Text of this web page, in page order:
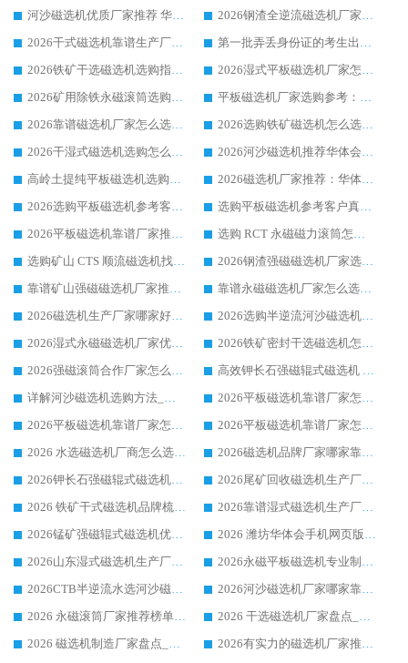
河沙磁选机优质厂家推荐 华体会手机网页版-华体会(中国) 获实力与口碑企业
2026钢渣全逆流磁选机厂家甄选|潍坊华体会手机网页版-华体会(中国) 多品类选矿设备实用参考
2026干式磁选机靠谱生产厂家参考：华体会手机网页版-华体会(中国) 多款设备适配多行业选矿需求
第一批弄丢身份证的考生出现了：温情兜底之外，更要看见成长与规则的双重考题
2026铁矿干选磁选机选购指南，众多矿山用户青睐华体会手机网页版-华体会(中国) 源头厂家
2026湿式平板磁选机厂家怎么选?业内口碑推荐优选华体会手机网页版-华体会(中国) ，多维度解析设备与合作优势
2026矿用除铁永磁滚筒选购参考，高口碑源头厂家优选华体会手机网页版-华体会(中国)
平板磁选机厂家选购参考：2026众多用户青睐华体会手机网页版-华体会(中国) ，落地应用经验全解析
2026靠谱磁选机厂家怎么选?综合实测，众多客户青睐华体会手机网页版-华体会(中国) 设备
2026选购铁矿磁选机怎么选?综合口碑出众的华体会手机网页版-华体会(中国) 值得矿山用户参考
2026干湿式磁选机选购怎么选?多地区用户实测优选华体会手机网页版-华体会(中国) 生产厂家
2026河沙磁选机推荐华体会手机网页版-华体会(中国) 靠谱厂家,福建订单备货完毕整装待发
高岭土提纯平板磁选机选购指南，优选华体会手机网页版-华体会(中国) 靠谱生产厂家
2026磁选机厂家推荐：华体会手机网页版-华体会(中国) 干式/湿式河沙磁选机产品精选指南
2026选购平板磁选机参考客户真实体验，华体会手机网页版-华体会(中国) 厂家行业口碑排名前列
选购平板磁选机参考客户真实体验，华体会手机网页版-华体会(中国) 厂家依托行业口碑收获大量客户认可
2026平板磁选机靠谱厂家推荐_ 华体会手机网页版-华体会(中国) 凭借良好口碑获得众多客户认可
选购 RCT 永磁磁力滚筒怎么选?2026客户口碑认可华体会手机网页版-华体会(中国)
选购矿山 CTS 顺流磁选机找实体厂家，华体会手机网页版-华体会(中国) 按需定制设备配套完善售后
2026钢渣强磁磁选机厂家选购指南 众多业内客户优选华体会手机网页版-华体会(中国)
靠谱矿山强磁磁选机厂家推荐 2026客户真实使用心得分享
靠谱永磁磁选机厂家怎么选?福建客户真实体验分享华体会手机网页版-华体会(中国) 品牌
2026磁选机生产厂家哪家好?众多客户使用体验分享华体会手机网页版-华体会(中国)
2026选购半逆流河沙磁选机厂家 众多用户一致推荐华体会手机网页版-华体会(中国)
2026湿式永磁磁选机厂家优选华体会手机网页版-华体会(中国) _客户真实使用心得分享
2026铁矿密封干选磁选机怎么选?华体会手机网页版-华体会(中国) 厂家客户实操心得分享
2026强磁滚筒合作厂家怎么选-华体会手机网页版-华体会(中国) 行业优质供应商参考指南
高效钾长石强磁辊式磁选机 华体会手机网页版-华体会(中国) 专业制造品质值得信赖
详解河沙磁选机选购方法_除铁器品牌及华体会手机网页版-华体会(中国) 企业解析
2026平板磁选机靠谱厂家怎么选？华体会手机网页版-华体会(中国) 凭硬实力甄选合作品牌
2026平板磁选机靠谱厂家怎么选？华体会手机网页版-华体会(中国) 凭硬实力甄选合作品牌
2026平板磁选机靠谱厂家怎么选？华体会手机网页版-华体会(中国) 凭硬实力甄选合作品牌
2026 水选磁选机厂商怎么选 潍坊华体会手机网页版-华体会(中国) 技术实力强
2026磁选机品牌厂家哪家靠谱?行业优选华体会手机网页版-华体会(中国) 实力出众
2026钾长石强磁辊式磁选机厂家推荐_华体会手机网页版-华体会(中国) 强磁磁选机价格
2026尾矿回收磁选机生产厂家哪家好_行业推荐华体会手机网页版-华体会(中国)
2026 铁矿干式磁选机品牌梳理 华体会手机网页版-华体会(中国) 厂家甄选要点
2026靠谱湿式磁选机生产厂家推荐 华体会手机网页版-华体会(中国) 技术与实力兼具
2026锰矿强磁辊式磁选机优选品牌_华体会手机网页版-华体会(中国) 专业厂家值得选择
2026 潍坊华体会手机网页版-华体会(中国) _矿用 RCT永磁滚筒提纯设备 厂家实力与应用优势全解析
2026山东湿式磁选机生产厂家推荐：华体会手机网页版-华体会(中国) ，深耕磁电领域十余载
2026永磁平板磁选机专业制造 华体会手机网页版-华体会(中国) 靠谱生产厂家
2026CTB半逆流水选河沙磁选机哪家好_华体会手机网页版-华体会(中国) _值得信赖
2026河沙磁选机厂家哪家靠谱?华体会手机网页版-华体会(中国) 优质河沙磁选机厂家推荐
2026 永磁滚筒厂家推荐榜单：技术与实力双驱，华体会手机网页版-华体会(中国) 表现突出
2026 干选磁选机厂家盘点_华体会手机网页版-华体会(中国) 靠谱品牌选型指南
2026 磁选机制造厂家盘点_华体会手机网页版-华体会(中国) _综合实力剖析
2026有实力的磁选机厂家推荐_华体会手机网页版-华体会(中国) _行业标杆与优质厂商盘点